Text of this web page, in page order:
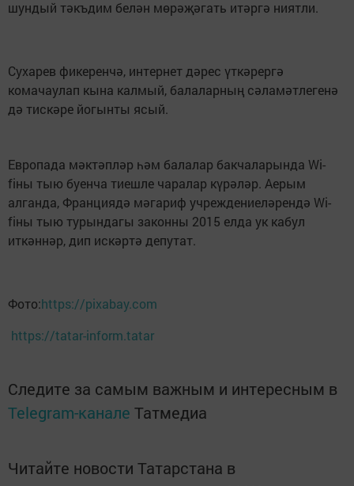
шундый тәкъдим белән мөрәҗәгать итәргә ниятли.
Сухарев фикеренчә, интернет дәрес үткәрергә
комачаулап кына калмый, балаларның сәламәтлегенә
дә тискәре йогынты ясый.
Европада мәктәпләр һәм балалар бакчаларында Wi-
fiны тыю буенча тиешле чаралар күрәләр. Аерым
алганда, Франциядә мәгариф учреждениеләрендә Wi-
fiны тыю турындагы законны 2015 елда ук кабул
иткәннәр, дип искәртә депутат.
Фото:https://pixabay.com
https://tatar-inform.tatar
Следите за самым важным и интересным в
Telegram-канале Татмедиа
Читайте новости Татарстана в